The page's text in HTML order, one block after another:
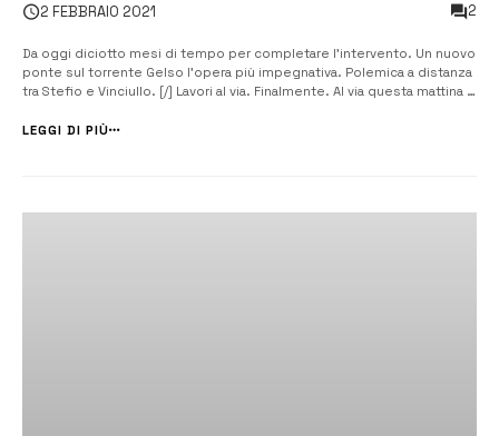
2 FEBBRAIO 2021 2
Da oggi diciotto mesi di tempo per completare l’intervento. Un nuovo
ponte sul torrente Gelso l’opera più impegnativa. Polemica a distanza
tra Stefio e Vinciullo. [/] Lavori al via. Finalmente. Al via questa mattina i
Carlentini con la frazione di Pedagaggi. Lo aveva promesso l’a...
LEGGI DI PIÙ